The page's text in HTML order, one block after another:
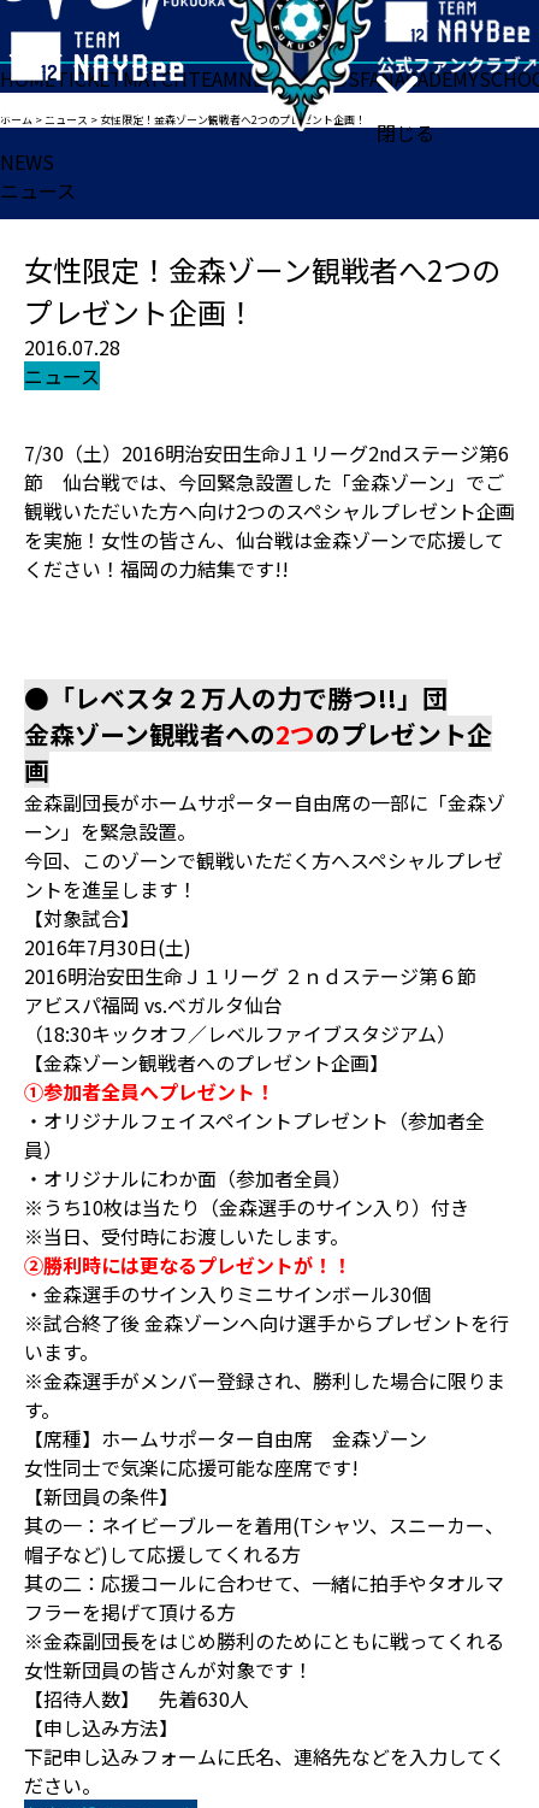
閉じる
HOMETICKETMATCHTEAMNEWSGOODSFANACADEMY
ホーム >ニュース >女性限定！金森ゾーン観戦者へ2つのプレゼント企画！
NEWS
ニュース
女性限定！金森ゾーン観戦者へ2つの
プレゼント企画！
2016.07.28
ニュース
7/30（土）2016明治安田生命J１リーグ2ndステージ第6
節 仙台戦では、今回緊急設置した「金森ゾーン」でご
観戦いただいた方へ向け2つのスペシャルプレゼント企画
を実施！女性の皆さん、仙台戦は金森ゾーンで応援して
ください！福岡の力結集です!!
●「レベスタ２万人の力で勝つ!!」団
金森ゾーン観戦者への2つのプレゼント企
画
金森副団長がホームサポーター自由席の一部に「金森ゾ
ーン」を緊急設置。
今回、このゾーンで観戦いただく方へスペシャルプレゼ
ントを進呈します！
【対象試合】
2016年7月30日(土)
2016明治安田生命Ｊ１リーグ ２ｎｄステージ第６節
アビスパ福岡 vs.ベガルタ仙台
（18:30キックオフ／レベルファイブスタジアム）
【金森ゾーン観戦者へのプレゼント企画】
①参加者全員へプレゼント！
・オリジナルフェイスペイントプレゼント（参加者全
員）
・オリジナルにわか面（参加者全員）
※うち10枚は当たり（金森選手のサイン入り）付き
※当日、受付時にお渡しいたします。
②勝利時には更なるプレゼントが！！
・金森選手のサイン入りミニサインボール30個
※試合終了後 金森ゾーンへ向け選手からプレゼントを行
います。
※金森選手がメンバー登録され、勝利した場合に限りま
す。
【席種】ホームサポーター自由席 金森ゾーン
女性同士で気楽に応援可能な座席です!
【新団員の条件】
其の一：ネイビーブルーを着用(Tシャツ、スニーカー、
帽子など)して応援してくれる方
其の二：応援コールに合わせて、一緒に拍手やタオルマ
フラーを掲げて頂ける方
※金森副団長をはじめ勝利のためにともに戦ってくれる
女性新団員の皆さんが対象です！
【招待人数】 先着630人
【申し込み方法】
下記申し込みフォームに氏名、連絡先などを入力してく
ださい。